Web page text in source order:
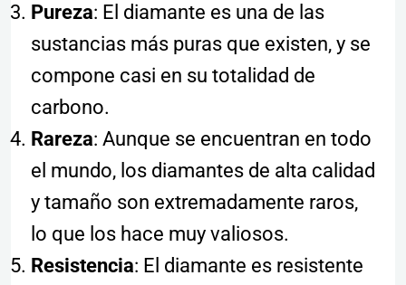
Pureza: El diamante es una de las
sustancias más puras que existen, y se
compone casi en su totalidad de
carbono.
Rareza: Aunque se encuentran en todo
el mundo, los diamantes de alta calidad
y tamaño son extremadamente raros,
lo que los hace muy valiosos.
Resistencia: El diamante es resistente